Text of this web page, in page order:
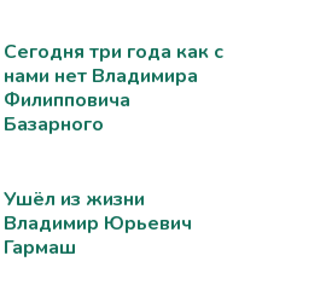
Сегодня три года как с
нами нет Владимира
Филипповича
Базарного
Ушёл из жизни
Владимир Юрьевич
Гармаш